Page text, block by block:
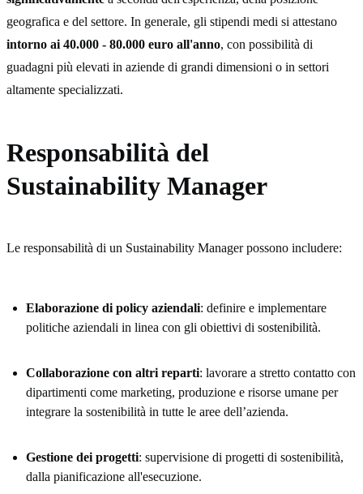
geografica e del settore. In generale, gli stipendi medi si attestano
intorno ai 40.000 - 80.000 euro all'anno, con possibilità di
guadagni più elevati in aziende di grandi dimensioni o in settori
altamente specializzati.
Responsabilità del
Sustainability Manager
Le responsabilità di un Sustainability Manager possono includere:
Elaborazione di policy aziendali: definire e implementare
politiche aziendali in linea con gli obiettivi di sostenibilità.
Collaborazione con altri reparti: lavorare a stretto contatto con
dipartimenti come marketing, produzione e risorse umane per
integrare la sostenibilità in tutte le aree dell’azienda.
Gestione dei progetti: supervisione di progetti di sostenibilità,
dalla pianificazione all'esecuzione.